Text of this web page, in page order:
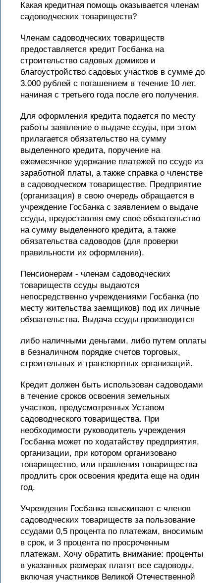
Какая кредитная помощь оказывается членам
садоводческих товариществ?
Членам садоводческих товариществ
предоставляется кредит Госбанка на
строительство садовых домиков и
благоустройство садовых участков в сумме до
3.000 рублей с погашением в течение 10 лет,
начиная с третьего года после его получения.
Для оформления кредита подается по месту
работы заявление о выдаче ссуды, при этом
прилагается обязательство на сумму
выделенного кредита, поручение на
ежемесячное удержание платежей по ссуде из
заработной платы, а также справка о членстве
в садоводческом товариществе. Предприятие
(организация) в свою очередь обращается в
учреждение Госбанка с заявлением о выдаче
ссуды, предоставляя ему свое обязательство
на сумму выделенного кредита, а также
обязательства садоводов (для проверки
правильности их оформления).
Пенсионерам - членам садоводческих
товариществ ссуды выдаются
непосредственно учреждениями Госбанка (по
месту жительства заемщиков) под их личные
обязательства. Выдача ссуды производится
либо наличными деньгами, либо путем оплаты
в безналичном порядке счетов торговых,
строительных и транспортных организаций.
Кредит должен быть использован садоводами
в течение сроков освоения земельных
участков, предусмотренных Уставом
садоводческого товарищества. При
необходимости руководитель учреждения
Госбанка может по ходатайству предприятия,
организации, при котором организовано
товарищество, или правления товарищества
продлить срок освоения кредита еще на один
год.
Учреждения Госбанка взыскивают с членов
садоводческих товариществ за пользование
ссудами 0,5 процента по платежам, вносимым
в срок, и 3 процента по просроченным
платежам. Хочу обратить внимание: проценты
в указанных размерах платят все садоводы,
включая участников Великой Отечественной